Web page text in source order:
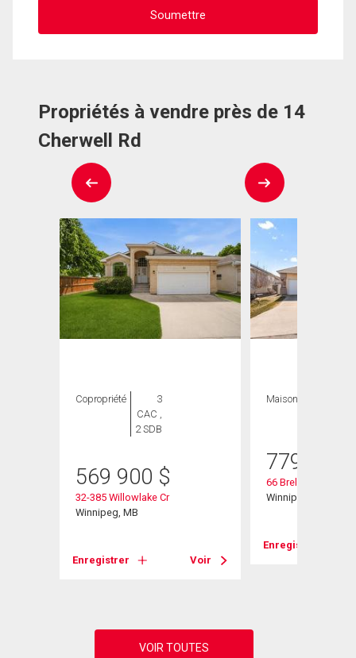
Propriétés à vendre près de 14
Cherwell Rd
Copropriété
3
CAC ,
2 SDB
569 900 $
32-385 Willowlake Cr
Winnipeg, MB
Enregistrer Voir
Maison
779 900
66 Breland Bay
Winnipeg, MB
Enregistrer